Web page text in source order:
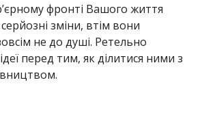
фронті Вашого життя
зміни, втім вони
не до душі. Ретельно
перед тим, як ділитися ними з